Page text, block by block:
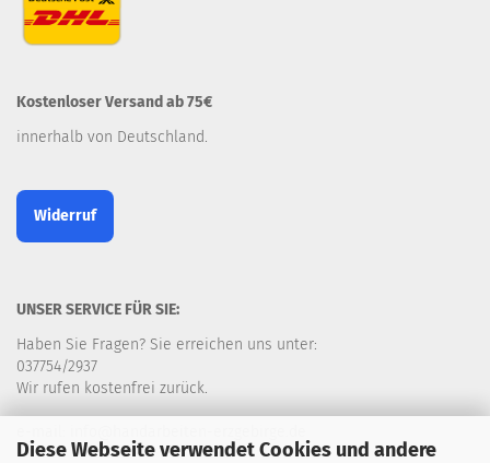
Diese Webseite verwendet Cookies und andere
Kostenloser Versand ab 75€
innerhalb von Deutschland.
Widerruf
UNSER SERVICE FÜR SIE:
Haben Sie Fragen? Sie erreichen uns unter:
037754/2937
Wir rufen kostenfrei zurück.